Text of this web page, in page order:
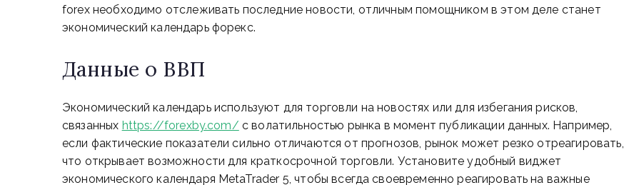
forex необходимо отслеживать последние новости, отличным помощником в этом деле станет
экономический календарь форекс.
Данные о ВВП
Экономический календарь используют для торговли на новостях или для избегания рисков,
связанных https://forexby.com/ с волатильностью рынка в момент публикации данных. Например,
если фактические показатели сильно отличаются от прогнозов, рынок может резко отреагировать,
что открывает возможности для краткосрочной торговли. Установите удобный виджет
экономического календаря MetaTrader 5, чтобы всегда своевременно реагировать на важные